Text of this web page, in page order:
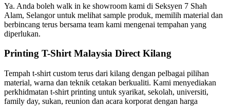
Ya. Anda boleh walk in ke showroom kami di Seksyen 7 Shah
Alam, Selangor untuk melihat sample produk, memilih material dan
berbincang terus bersama team kami mengenai tempahan yang
diperlukan.
Printing T-Shirt Malaysia Direct Kilang
Tempah t-shirt custom terus dari kilang dengan pelbagai pilihan
material, warna dan teknik cetakan berkualiti. Kami menyediakan
perkhidmatan t-shirt printing untuk syarikat, sekolah, universiti,
family day, sukan, reunion dan acara korporat dengan harga